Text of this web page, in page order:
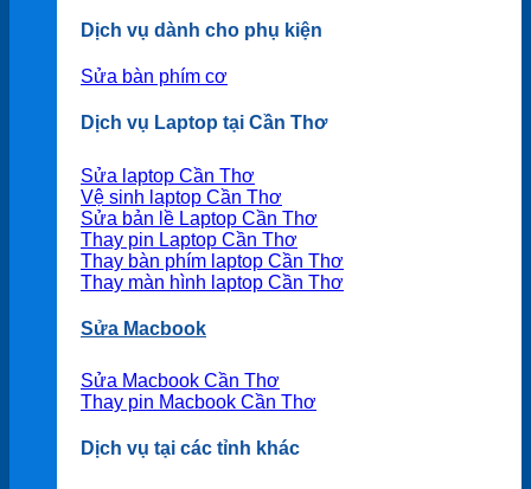
Dịch vụ dành cho phụ kiện
Sửa bàn phím cơ
Dịch vụ Laptop tại Cần Thơ
Sửa laptop Cần Thơ
Vệ sinh laptop Cần Thơ
Sửa bản lề Laptop Cần Thơ
Thay pin Laptop Cần Thơ
Thay bàn phím laptop Cần Thơ
Thay màn hình laptop Cần Thơ
Sửa Macbook
Sửa Macbook Cần Thơ
Thay pin Macbook Cần Thơ
Dịch vụ tại các tỉnh khác